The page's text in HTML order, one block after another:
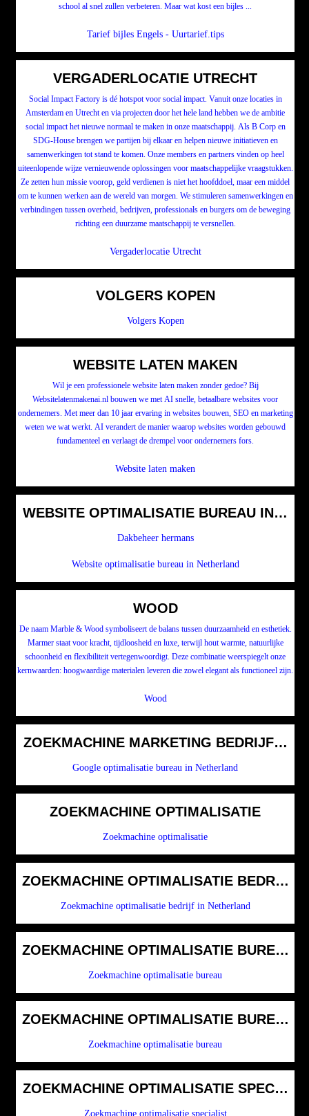
school al snel zullen verbeteren. Maar wat kost een bijles ...
Tarief bijles Engels - Uurtarief.tips
VERGADERLOCATIE UTRECHT
Social Impact Factory is dé hotspot voor social impact. Vanuit onze locaties in
Amsterdam en Utrecht en via projecten door het hele land hebben we de ambitie
social impact het nieuwe normaal te maken in onze maatschappij. Als B Corp en
SDG-House brengen we partijen bij elkaar en helpen nieuwe initiatieven en
samenwerkingen tot stand te komen. Onze members en partners vinden op heel
uiteenlopende wijze vernieuwende oplossingen voor maatschappelijke vraagstukken.
Ze zetten hun missie voorop, geld verdienen is niet het hoofddoel, maar een middel
om te kunnen werken aan de wereld van morgen. We stimuleren samenwerkingen en
verbindingen tussen overheid, bedrijven, professionals en burgers om de beweging
richting een duurzame maatschappij te versnellen.
Vergaderlocatie Utrecht
VOLGERS KOPEN
Volgers Kopen
WEBSITE LATEN MAKEN
Wil je een professionele website laten maken zonder gedoe? Bij
Websitelatenmakenai.nl bouwen we met AI snelle, betaalbare websites voor
ondernemers. Met meer dan 10 jaar ervaring in websites bouwen, SEO en marketing
weten we wat werkt. AI verandert de manier waarop websites worden gebouwd
fundamenteel en verlaagt de drempel voor ondernemers fors.
Website laten maken
WEBSITE OPTIMALISATIE BUREAU IN
Dakbeheer hermans
Website optimalisatie bureau in Netherland
WOOD
De naam Marble & Wood symboliseert de balans tussen duurzaamheid en esthetiek.
Marmer staat voor kracht, tijdloosheid en luxe, terwijl hout warmte, natuurlijke
schoonheid en flexibiliteit vertegenwoordigt. Deze combinatie weerspiegelt onze
kernwaarden: hoogwaardige materialen leveren die zowel elegant als functioneel zijn.
Wood
Google optimalisatie bureau in Netherland
ZOEKMACHINE OPTIMALISATIE
Zoekmachine optimalisatie
ZOEKMACHINE OPTIMALISATIE BEDRIJF
Zoekmachine optimalisatie bedrijf in Netherland
ZOEKMACHINE OPTIMALISATIE BUREAU
Zoekmachine optimalisatie bureau
ZOEKMACHINE OPTIMALISATIE BUREAU
Zoekmachine optimalisatie bureau
ZOEKMACHINE OPTIMALISATIE
Zoekmachine optimalisatie specialist